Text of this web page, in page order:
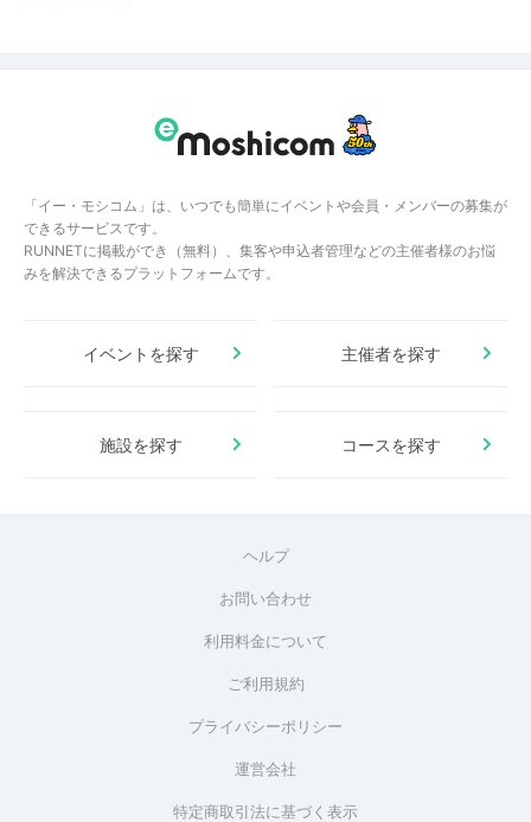
「イー・モシコム」は、いつでも簡単にイベントや会員・メンバーの募集が
できるサービスです。
RUNNETに掲載ができ（無料）、集客や申込者管理などの主催者様のお悩
みを解決できるプラットフォームです。
イベントを探す 主催者を探す
施設を探す コースを探す
ヘルプ
お問い合わせ
利用料金について
ご利用規約
プライバシーポリシー
運営会社
特定商取引法に基づく表示